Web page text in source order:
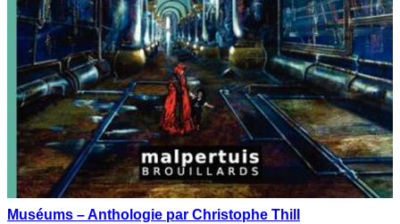
Muséums – Anthologie par Christophe Thill